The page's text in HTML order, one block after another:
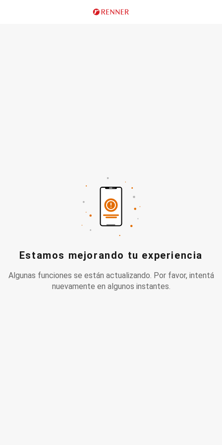
Estamos mejorando tu experiencia
Algunas funciones se están actualizando. Por favor, intentá
nuevamente en algunos instantes.